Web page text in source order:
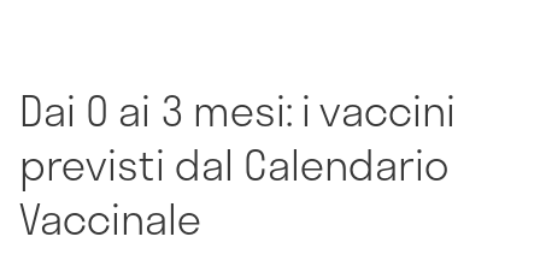
Dai 0 ai 3 mesi: i vaccini
previsti dal Calendario
Vaccinale